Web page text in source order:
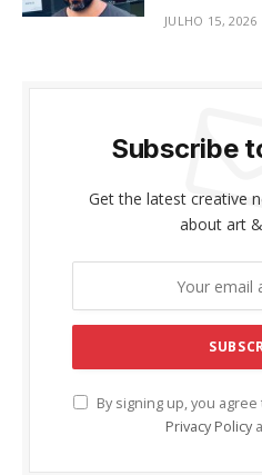
JULHO 15, 2026
Subscribe
Get the latest creative
about art
By signing up, you
Privacy Policy